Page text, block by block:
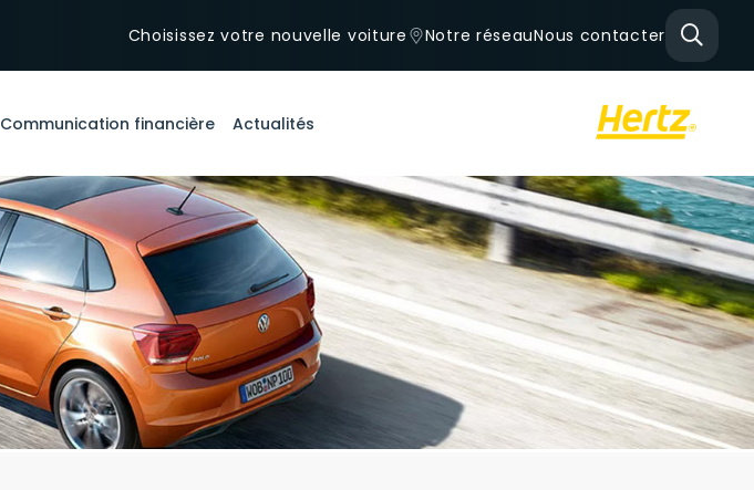
Choisissez votre nouvelle voiture Notre réseauNous contacter
Communication financière Actualités